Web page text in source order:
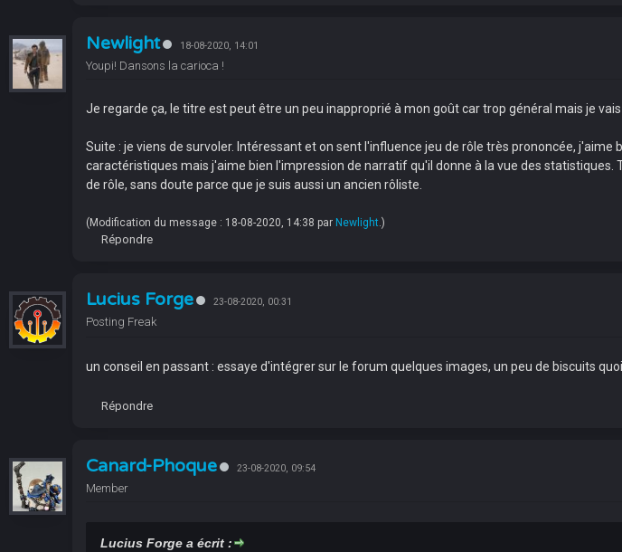
Newlight 18-08-2020, 14:01
Youpi! Dansons la carioca !
Je regarde ça, le titre est peut être un peu inapproprié à mon goût car trop général mais je
Suite : je viens de survoler. Intéressant et on sent l'influence jeu de rôle très prononcée,
caractéristiques mais j'aime bien l'impression de narratif qu'il donne à la vue des
de rôle, sans doute parce que je suis aussi un ancien rôliste.
(Modification du message : 18-08-2020, 14:38 par Newlight .)
Répondre
Lucius Forge 23-08-2020, 00:31
Posting Freak
un conseil en passant : essaye d'intégrer sur le forum quelques images, un peu de biscuits
Répondre
Canard-Phoque 23-08-2020, 09:54
Member
Lucius Forge a écrit :